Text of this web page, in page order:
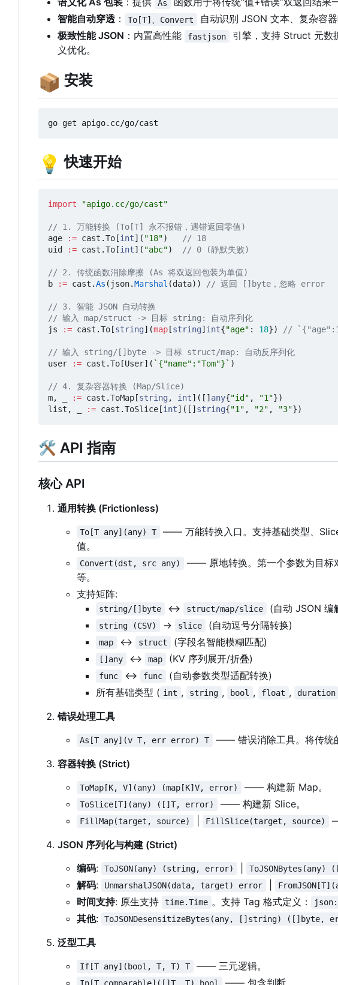
As
智能自动穿透 ： To[T]、Convert
自动识别 JSON 文本、复杂容
极致性能 JSON ：内置高性能 fastjson 引擎，支持 Struct 元数
义优化。
📦 安装
💡 快速开始
import "apigo.cc/go/cast"
// 1. 万能转换 (To[T] 永不报错，遇错返回零值)
age
:= cast .To [int]( "18")
// 18
uid
:= cast .To [int]( "abc") // 0 (静默失败)
// 2. 传统函数消除摩擦 (As 将双返回包装为单值)
b
:= cast .As ( json.Marshal (data)) // 返回 []byte ， 忽略 error
// 3. 智能 JSON 自动转换
// 输入 map/struct -> 目标 string: 自动序列化
js
:= cast .To [string](map [string] int{"age" : 18}) //
// 输入 string/[]byte -> 目标 struct/map: 自动反序列化
user
:= cast .To [User]( `{"name":"Tom"}` )
// 4. 复杂容器转换 (Map/Slice)
m, := cast .ToMap [string , int]([] any{"id" , "1"})
list , := cast .ToSlice [int]([] string{"1" , "2" , "3"})
🛠 API 指南
核心 API
通用转换 (Frictionless)
To[T any](any) T
—— 万能转换入口。支持基础类型、
值。
Convert(dst, src any)
—— 原地转换。第一个参数为目标
等。
支持矩阵:
string/[]byte <-> struct/map/slice (自动 JSON 编
string (CSV) -> slice (自动逗号分隔转换)
map <-> struct (字段名智能模糊匹配)
[]any <-> map (KV 序列展开/折叠)
func <-> func
(自动参数类型适配转换)
所有基础类型 ( int , string , bool , float , duration
错误处理工具
As[T any](v T, err error) T —— 错误消除工具。将传统
容器转换 (Strict)
ToMap[K, V](any) (map[K]V, error) —— 构建新 Map。
ToSlice[T](any) ([]T, error) —— 构建新 Slice。
FillMap(target, source) FillSlice(target, source)
JSON 序列化与构建 (Strict)
编码: ToJSON(any) (string, error)
解码: UnmarshalJSON(data, target) error
时间支持: 原生支持 time.Time 。支持 Tag 格式定义：
其他: ToJSONDesensitizeBytes(any, []string) ([]byte,
泛型工具
If[T any](bool, T, T) T —— 三元逻辑。